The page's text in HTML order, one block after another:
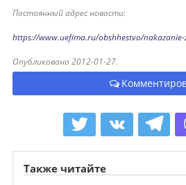
Постоянный адрес новости:
https://www.uefima.ru/obshhestvo/
Опубликовано 2012-01-27.
Также читайте